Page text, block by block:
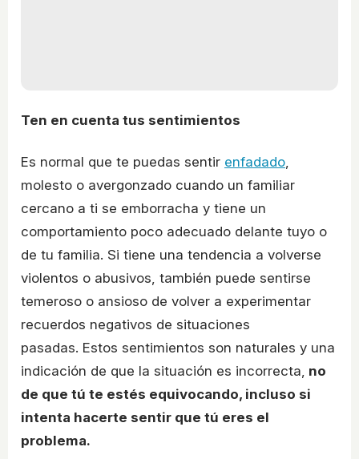
Ten en cuenta tus sentimientos
Es normal que te puedas sentir enfadado
molesto o avergonzado cuando un familiar
cercano a ti se emborracha y tiene un
comportamiento poco adecuado delante tuyo o
de tu familia. Si tiene una tendencia a volverse
violentos o abusivos, también puede sentirse
temeroso o ansioso de volver a experimentar
recuerdos negativos de situaciones
pasadas. Estos sentimientos son naturales y una
indicación de que la situación es incorrecta, no
de que tú te estés equivocando, incluso si
intenta hacerte sentir que tú eres el
problema.